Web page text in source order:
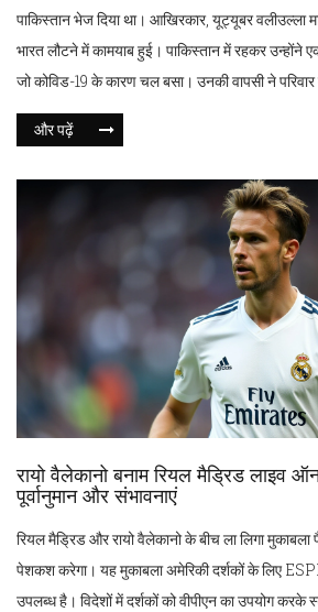
पाकिस्तान भेज दिया था। आखिरकार, यूट्यूबर वलीउल्ला
भारत लौटने में कामयाब हुई। पाकिस्तान में रहकर उन्होंने
जो कोविड-19 के कारण चल बसा। उनकी वापसी ने परिवार
में उनकी लंबी लड़ाई को समाप्त किया।
और पढ़ें
रायो वैलेकानो बनाम रियल मैड्रिड लाइव
पूर्वानुमान और संभावनाएं
रियल मैड्रिड और रायो वैलेकानो के बीच ला लिगा
पेशकश करेगा। यह मुकाबला अमेरिकी दर्शकों के लिए
उपलब्ध है। विदेशों में दर्शकों को वीपीएन का उपयोग करके